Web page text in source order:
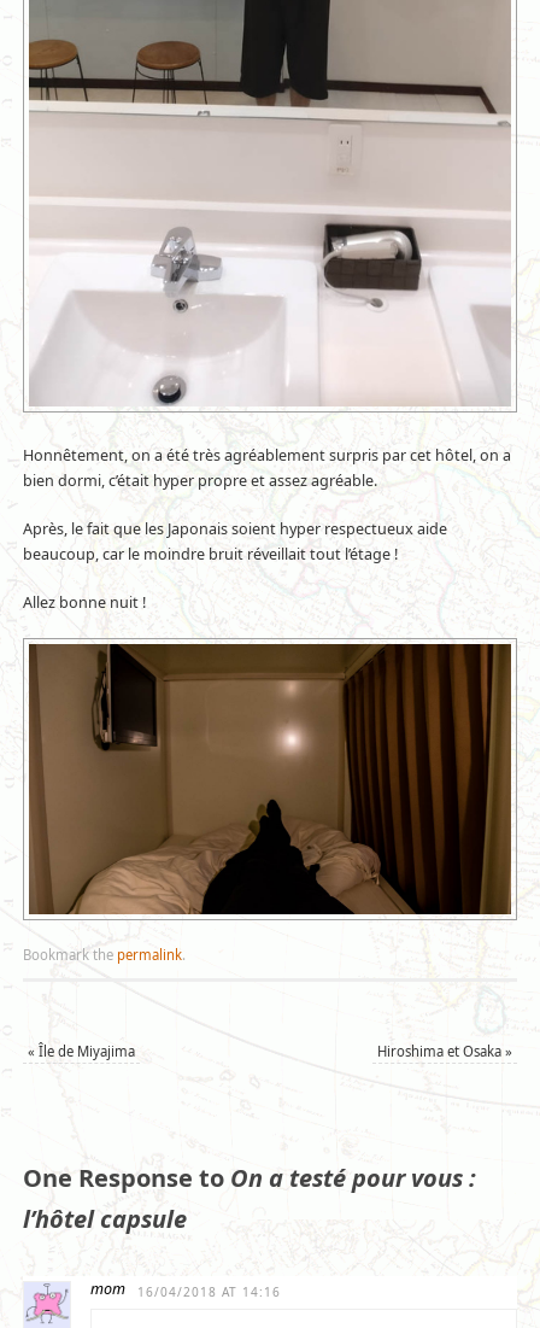
Honnêtement, on a été très agréablement surpris par cet hôtel, on a
bien dormi, c’était hyper propre et assez agréable.
Après, le fait que les Japonais soient hyper respectueux aide
beaucoup, car le moindre bruit réveillait tout l’étage !
Allez bonne nuit !
Bookmark the permalink.
« Île de Miyajima Hiroshima et Osaka»
One Response to On a testé pour vous :
l’hôtel capsule
mom 16/04/2018 AT 14:16